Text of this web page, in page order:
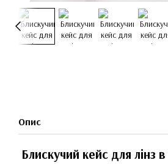
Опис
Блискучий кейс для лінз